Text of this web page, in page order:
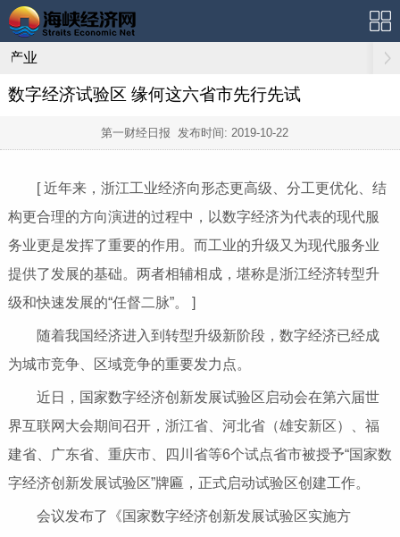
产业
数字经济试验区 缘何这六省市先行先试
第一财经日报 发布时间: 2019-10-22
[ 近年来，浙江工业经济向形态更高级、分工更优化、结
构更合理的方向演进的过程中，以数字经济为代表的现代服
务业更是发挥了重要的作用。而工业的升级又为现代服务业
提供了发展的基础。两者相辅相成，堪称是浙江经济转型升
级和快速发展的“任督二脉”。 ]
随着我国经济进入到转型升级新阶段，数字经济已经成
为城市竞争、区域竞争的重要发力点。
近日，国家数字经济创新发展试验区启动会在第六届世
界互联网大会期间召开，浙江省、河北省（雄安新区）、福
建省、广东省、重庆市、四川省等6个试点省市被授予“国家数
字经济创新发展试验区”牌匾，正式启动试验区创建工作。
会议发布了《国家数字经济创新发展试验区实施方